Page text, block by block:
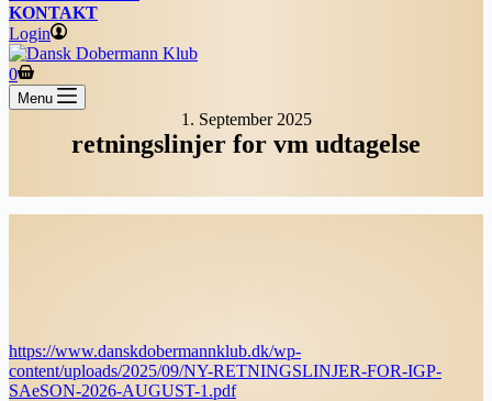
KONTAKT
Login
Shopping
cart
0
Menu
1. September 2025
retningslinjer for vm udtagelse
https://www.danskdobermannklub.dk/wp-
content/uploads/2025/09/NY-RETNINGSLINJER-FOR-IGP-
SAeSON-2026-AUGUST-1.pdf